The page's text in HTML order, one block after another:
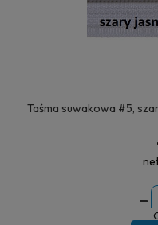
Taśma suwakowa #5,